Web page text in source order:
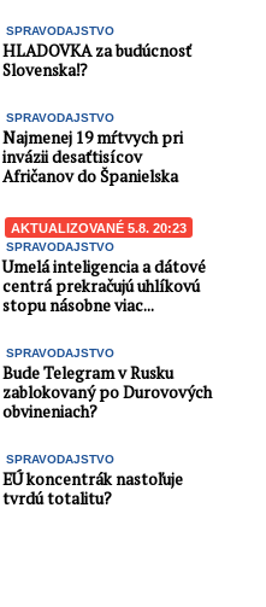
SPRAVODAJSTVO
HLADOVKA za budúcnosť
Slovenska⁉️
SPRAVODAJSTVO
Najmenej 19 mŕtvych pri
invázii desaťtisícov
Afričanov do Španielska
AKTUALIZOVANÉ 5.8. 20:23
SPRAVODAJSTVO
Umelá inteligencia a dátové
centrá prekračujú uhlíkovú
stopu násobne viac...
SPRAVODAJSTVO
Bude Telegram v Rusku
zablokovaný po Durovových
obvineniach?
SPRAVODAJSTVO
EÚ koncentrák nastoľuje
tvrdú totalitu?